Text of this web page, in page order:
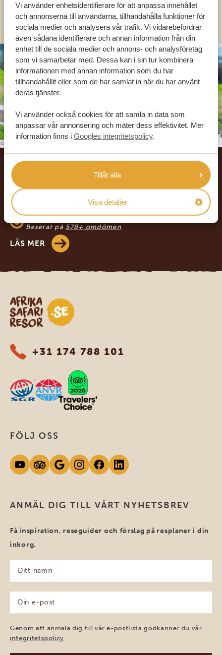
Vi använder enhetsidentifierare för att anpassa innehållet
och annonserna till användarna, tillhandahålla funktioner för
sociala medier och analysera vår trafik. Vi vidarebefordrar
även sådana identifierare och annan information från din
enhet till de sociala medier och annons- och analysföretag
som vi samarbetar med. Dessa kan i sin tur kombinera
informationen med annan information som du har
tillhandahållit eller som de har samlat in när du har använt
deras tjänster.
Vi använder också cookies för att samla in data som
anpassar vår annonsering och mäter dess effektivitet. Mer
information finns i Googles integritetspolicy.
Tillåt alla
Visa detaljer
OLIKA LÄNDER
Footer
VÅRA KUNDER REKOMMENDERAR
AFRIKA SAFARI RESOR
933+ omdömen
4.8/5
Baserat på 578+ omdömen
LÄS MER
Safari-resor i Afrika
+31 174 788 101
ANMÄL DIG TILL VÅRT NYHETSBREV
Få inspiration, reseguider och förslag på resplaner i din
inkorg.
namn
(Obligatoriskt)
post
(Obligatoriskt)
Genom att anmäla dig till vår e-postlista godkänner du vår
integritetspolicy.
FÖLJ OSS